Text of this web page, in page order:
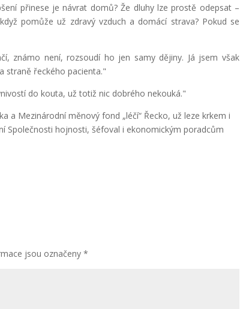
přinese je návrat domů? Že dluhy lze prostě odepsat –
pomůže už zdravý vzduch a domácí strava? Pokud se
známo není, rozsoudí ho jen samy dějiny. Já jsem však
straně řeckého pacienta."
do kouta, už totiž nic dobrého nekouká."
a Mezinárodní měnový fond „léčí“ Řecko, už leze krkem i
Společnosti hojnosti, šéfoval i ekonomickým poradcům
jsou označeny*